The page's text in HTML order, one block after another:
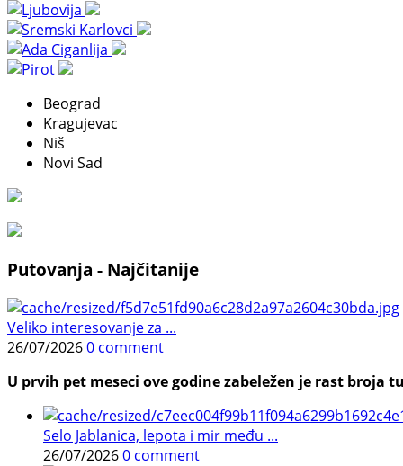
Beograd
Kragujevac
Niš
Novi Sad
Putovanja - Najčitanije
Veliko interesovanje za ...
26/07/20260 comment
U prvih pet meseci ove godine zabeležen je rast
Selo Jablanica, lepota i mir među ...
26/07/20260 comment